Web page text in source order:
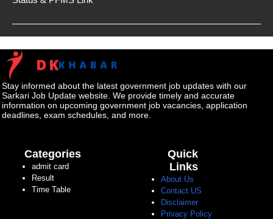
Stay informed about the latest government job updates with our
Sarkari Job Update website. We provide timely and accurate
information on upcoming government job vacancies, application
deadlines, exam schedules, and more.
Categories
admit card
Result
Time Table
Quick
Links
About Us
Contact US
Disclaimer
Privacy Policy